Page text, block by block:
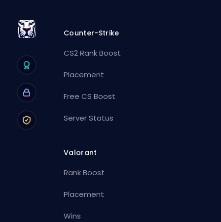
Counter-Strike
CS2 Rank Boost
Placement
Free CS Boost
Server Status
Valorant
Rank Boost
Placement
Wins